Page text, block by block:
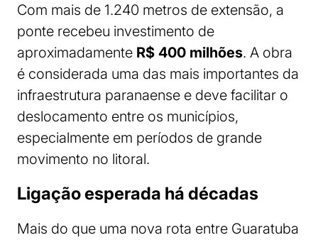
Com mais de 1.240 metros de extensão, a
ponte recebeu investimento de
aproximadamente R$ 400 milhões. A obra
é considerada uma das mais importantes da
infraestrutura paranaense e deve facilitar o
deslocamento entre os municípios,
especialmente em períodos de grande
movimento no litoral.
Ligação esperada há décadas
Mais do que uma nova rota entre Guaratuba